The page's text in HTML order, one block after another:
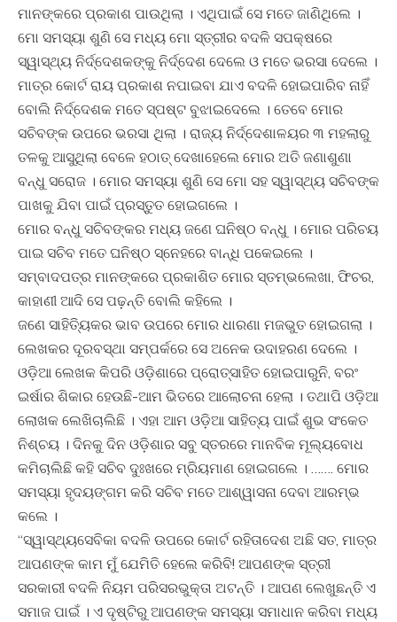
ମାନଙ୍କରେ ପ୍ରକାଶ ପାଉଥିଲା । ଏଥିପାଇଁ ସେ ମତେ ଜାଣିଥିଲେ ।
ମୋ ସମସ୍ୟା ଶୁଣି ସେ ମଧ୍ୟ ମୋ ସ୍ତ୍ରୀର ବଦଳି ସପକ୍ଷରେ
ସ୍ୱାସ୍ଥ୍ୟ ନିର୍ଦ୍ଦେଶକଙ୍କୁ ନିର୍ଦ୍ଦେଶ ଦେଲେ ଓ ମତେ ଭରସା ଦେଲେ ।
ମାତ୍ର କୋର୍ଟ ରାୟ ପ୍ରକାଶ ନପାଇବା ଯାଏ ବଦଳି ହୋଇପାରିବ ନାହିଁ
ବୋଲି ନିର୍ଦ୍ଦେଶକ ମତେ ସ୍ପଷ୍ଟ ବୁଝାଇଦେଲେ । ତେବେ ମୋର
ସଚିବଙ୍କ ଉପରେ ଭରସା ଥିଲା । ରାଜ୍ୟ ନିର୍ଦ୍ଦେଶାଳୟର ୩ ମହଲାରୁ
ତଳକୁ ଆସୁଥିଲା ବେଳେ ହଠାତ୍ ଦେଖାହେଲେ ମୋର ଅତି ଜଣାଶୁଣା
ବନ୍ଧୁ ସରୋଜ । ମୋର ସମସ୍ୟା ଶୁଣି ସେ ମୋ ସହ ସ୍ୱାସ୍ଥ୍ୟ ସଚିବଙ୍କ
ପାଖକୁ ଯିବା ପାଇଁ ପ୍ରସ୍ତୁତ ହୋଇଗଲେ ।
ମୋର ବନ୍ଧୁ ସଚିବଙ୍କର ମଧ୍ୟ ଜଣେ ଘନିଷ୍ଠ ବନ୍ଧୁ । ମୋର ପରିଚୟ
ପାଇ ସଚିବ ମତେ ଘନିଷ୍ଠ ସ୍ନେହରେ ବାନ୍ଧି ପକେଇଲେ ।
ସମ୍ବାଦପତ୍ର ମାନଙ୍କରେ ପ୍ରକାଶିତ ମୋର ସ୍ତମ୍ଭଲେଖା, ଫିଚର,
କାହାଣୀ ଆଦି ସେ ପଢ଼ନ୍ତି ବୋଲି କହିଲେ ।
ଜଣେ ସାହିତ୍ୟିକର ଭାବ ଉପରେ ମୋର ଧାରଣା ମଜଭୁତ ହୋଇଗଲା ।
ଲେଖକର ଦୂରବସ୍ଥା ସମ୍ପର୍କରେ ସେ ଅନେକ ଉଦାହରଣ ଦେଲେ ।
ଓଡ଼ିଆ ଲେଖକ କିପରି ଓଡ଼ିଶାରେ ପ୍ରୋତ୍ସାହିତ ହୋଇପାରୁନି, ବରଂ
ଇର୍ଷାର ଶିକାର ହେଉଛି-ଆମ ଭିତରେ ଆଲୋଚନା ହେଲା । ତଥାପି ଓଡ଼ିଆ
ଲୋଖକ ଲେଖିଚାଲିଛି । ଏହା ଆମ ଓଡ଼ିଆ ସାହିତ୍ୟ ପାଇଁ ଶୁଭ ସଂକେତ
ନିଶ୍ଚୟ । ଦିନକୁ ଦିନ ଓଡ଼ିଶାର ସବୁ ସ୍ତରରେ ମାନବିକ ମୂଲ୍ୟବୋଧ
କମିଚାଲିଛି କହି ସଚିବ ଦୁଃଖରେ ମ୍ରିୟମାଣ ହୋଇଗଲେ । ……. ମୋର
ସମସ୍ୟା ହୃଦୟଙ୍ଗମ କରି ସଚିବ ମତେ ଆଶ୍ୱାସନା ଦେବା ଆରମ୍ଭ
କଲେ ।
“ସ୍ୱାସ୍ଥ୍ୟସେବିକା ବଦଳି ଉପରେ କୋର୍ଟ ରହିତାଦେଶ ଅଛି ସତ, ମାତ୍ର
ଆପଣଙ୍କ କାମ ମୁଁ ଯେମିତି ହେଲେ କରିବି! ଆପଣଙ୍କ ସ୍ତ୍ରୀ
ସରକାରୀ ବଦଳି ନିୟମ ପରିସରଭୁକ୍ତା ଅଟନ୍ତି । ଆପଣ ଲେଖୁଛନ୍ତି ଏ
ସମାଜ ପାଇଁ । ଏ ଦୃଷ୍ଟିରୁ ଆପଣଙ୍କ ସମସ୍ୟା ସମାଧାନ କରିବା ମଧ୍ୟ